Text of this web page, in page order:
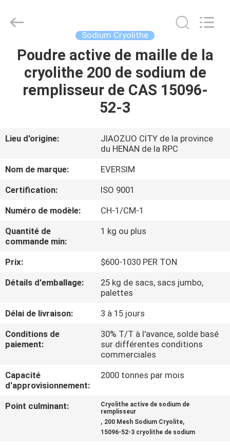
MAISON
À
PROPOS
DE
NOUS
DE
L'USINE
CONTRÔLE
LA
QUALITÉ
Imp.&Exp.Co.,Ltd.
Sodium Cryolithe
Poudre active de maille de la
cryolithe 200 de sodium de
remplisseur de CAS 15096-
52-3
Lieu d'origine:
JIAOZUO CITY de la province
du HENAN de la RPC
Nom de marque:
EVERSIM
Certification:
ISO 9001
Numéro de modèle:
CH-1/CM-1
Quantité de
commande min:
1 kg ou plus
Prix:
$600-1030 PER TON
Détails d'emballage:
25 kg de sacs, sacs jumbo,
palettes
Délai de livraison:
3 à 15 jours
Conditions de
paiement:
30% T/T à l'avance, solde basé
sur différentes conditions
commerciales
Capacité
d'approvisionnement:
2000 tonnes par mois
Point culminant:
Cryolithe active de sodium de
remplisseur
, 200 Mesh Sodium Cryolite,
15096-52-3 cryolithe de sodium